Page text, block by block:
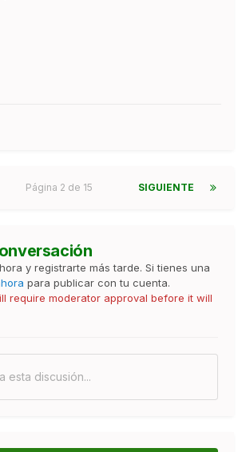
SIGUIENTE
Página 2 de 15
y registrarte más tarde. Si tienes una
para publicar con tu cuenta.
require moderator approval before it will
esta discusión...